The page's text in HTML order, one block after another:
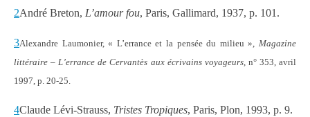
2André Breton, L’amour fou, Paris, Gallimard, 1937, p. 101.
3Alexandre Laumonier, « L’errance et la pensée du milieu », Magazine
littéraire – L’errance de Cervantès aux écrivains voyageurs, n° 353, avril
1997, p. 20-25.
4Claude Lévi-Strauss, Tristes Tropiques, Paris, Plon, 1993, p. 9.